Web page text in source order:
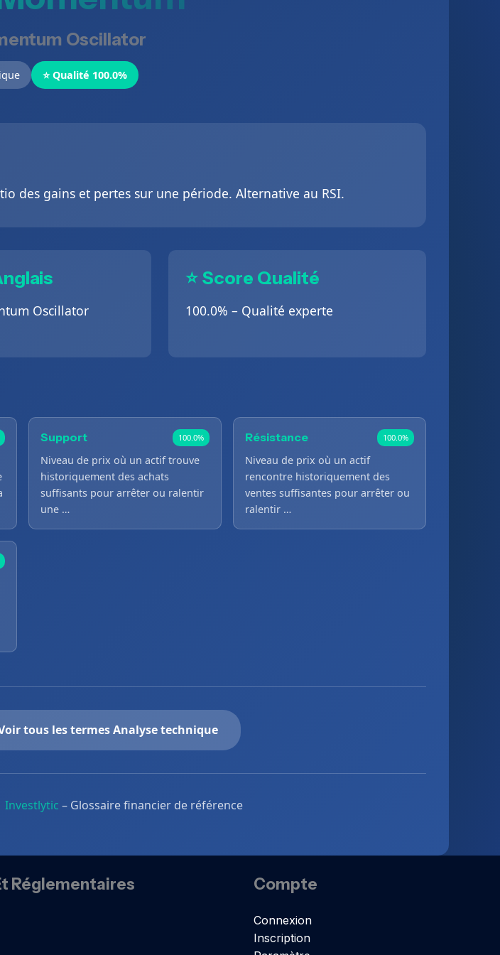
Oscillator
⭐ Qualité 100.0%
des gains et pertes sur une période. Alternative au RSI.
Oscillator
⭐ Score Qualité
100.0% – Qualité experte
Support 100.0%
Niveau de prix où un actif trouve
historiquement des achats
suffisants pour arrêter ou ralentir
une …
Résistance 100.0%
Niveau de prix où un actif
rencontre historiquement des
ventes suffisantes pour arrêter ou
ralentir …
tous les termes Analyse technique
Investlytic – Glossaire financier de référence
Réglementaires Compte
Connexion
Inscription